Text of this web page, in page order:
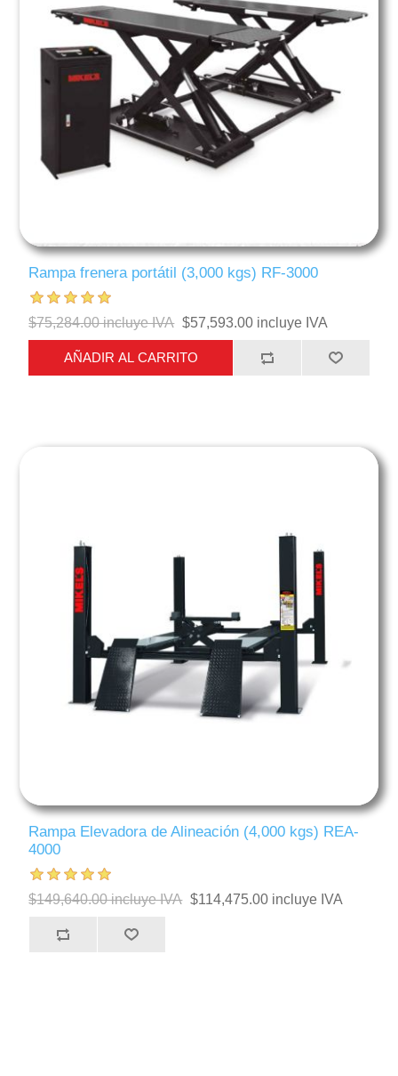
Rampa frenera portátil (3,000 kgs) RF-3000
$75,284.00 incluye IVA $57,593.00 incluye IVA
AÑADIR AL CARRITO
Rampa Elevadora de Alineación (4,000 kgs) REA-
4000
$149,640.00 incluye IVA $114,475.00 incluye IVA